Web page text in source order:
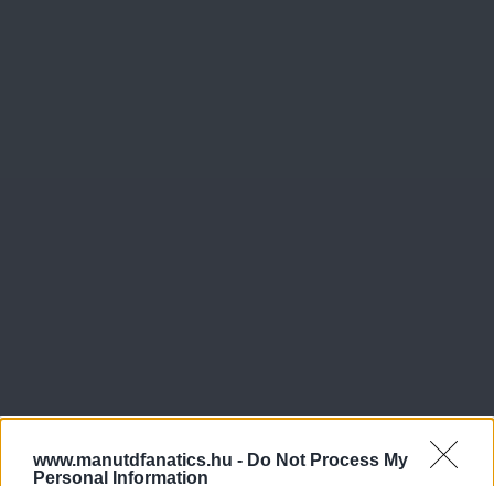
www.manutdfanatics.hu - Do Not Process My
Personal Information